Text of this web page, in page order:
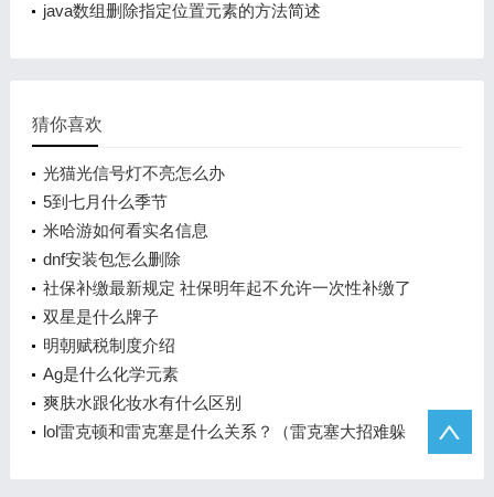
java数组删除指定位置元素的方法简述
猜你喜欢
光猫光信号灯不亮怎么办
5到七月什么季节
米哈游如何看实名信息
dnf安装包怎么删除
社保补缴最新规定 社保明年起不允许一次性补缴了
吗？
双星是什么牌子
明朝赋税制度介绍
Ag是什么化学元素
爽肤水跟化妆水有什么区别
lol雷克顿和雷克塞是什么关系？（雷克塞大招难躲